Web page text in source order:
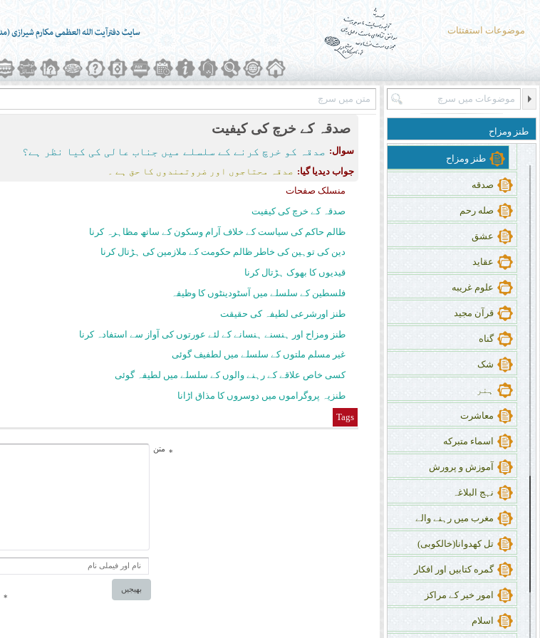
موضوعات استفتئات
طنز ومزاح
ٹیلی ویژن
خبر
مطبوعات
طنز ومزاح
صدقه
صله رحم
عشق
عقاید
علوم غریبه
قرآن مجید
گناه
شک
ہنر
معاشرت
اسماء متبرکه
آموزش و پرورش
نہج البلاغہ
مغرب میں رہنے والے
تل کهدوانا(خالکوبی)
گمره کتابیں اور افکار
امور خیر کے مراکز
اسلام
صدقہ کے خرچ کی کیفیت
سوال: صدقہ کو خرچ کرنے کے سلسلے میں جناب عالی کی کیا نظر ہے؟
جواب دیدیا گیا: صدقہ محتاجوں اور ضروتمندوں کا حق ہے ۔
منسلک صفحات
صدقہ کے خرچ کی کیفیت
ظالم حاکم کی سیاست کے خلاف آرام وسکون کے ساتھ مظاہرہ کرنا
دین کی توہین کی خاطر ظالم حکومت کے ملازمین کی ہڑتال کرنا
قیدیوں کا بھوک ہڑتال کرنا
فلسطین کے سلسلے میں آسٹودینٹوں کا وظیفہ
طنز اورشرعی لطیفہ کی حقیقت
طنز ومزاح اور ہنسنے ہنسانے کے لئے عورتوں کی آواز سے استفادہ کرنا
غیر مسلم ملتوں کے سلسلے میں لطفیف گوئی
کسی خاص علاقے کے رہنے والوں کے سلسلے میں لطیفہ گوئی
طنزیہ پروگراموں میں دوسروں کا مذاق اڑانا
Tags
* متن
بھیجیں
*